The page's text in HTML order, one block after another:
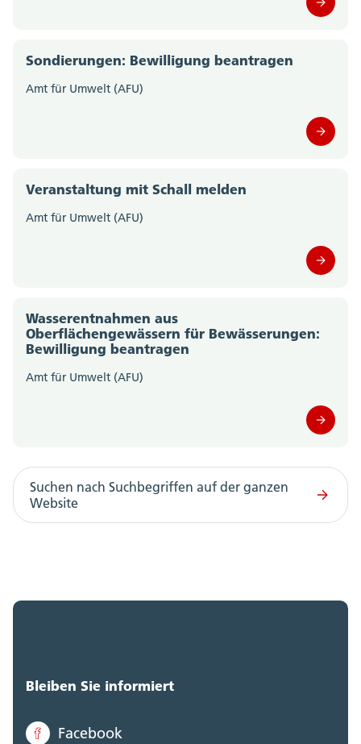
Steueramt (0)
Sondierungen: Bewilligung beantragen
Amt für Umwelt (AFU)
Veranstaltung mit Schall melden
Amt für Umwelt (AFU)
Wasserentnahmen aus
Oberflächengewässern für Bewässerungen:
Bewilligung beantragen
Amt für Umwelt (AFU)
Suchen nach Suchbegriffen auf der ganzen
Website
Bleiben Sie informiert
Facebook